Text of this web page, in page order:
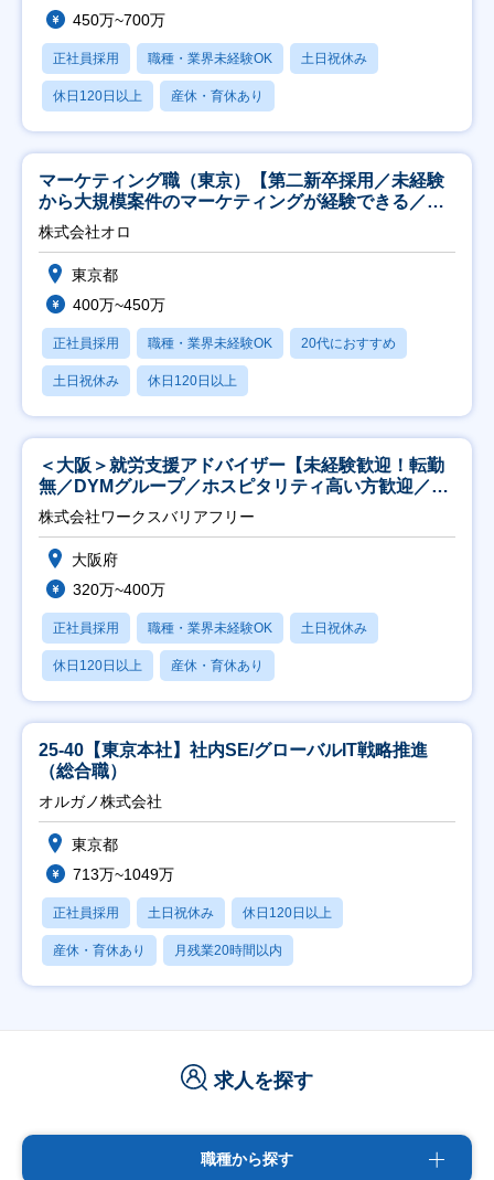
450万~700万
正社員採用 職種・業界未経験OK 土日祝休み
休日120日以上 産休・育休あり
マーケティング職（東京）【第二新卒採用／未経験
から大規模案件のマーケティングが経験できる／研
修充実】
株式会社オロ
東京都
400万~450万
正社員採用 職種・業界未経験OK 20代におすすめ
土日祝休み 休日120日以上
＜大阪＞就労支援アドバイザー【未経験歓迎！転勤
無／DYMグループ／ホスピタリティ高い方歓迎／土
日祝】
株式会社ワークスバリアフリー
大阪府
320万~400万
正社員採用 職種・業界未経験OK 土日祝休み
休日120日以上 産休・育休あり
25-40【東京本社】社内SE/グローバルIT戦略推進
（総合職）
オルガノ株式会社
東京都
713万~1049万
正社員採用 土日祝休み 休日120日以上
産休・育休あり 月残業20時間以内
求人を探す
職種から探す